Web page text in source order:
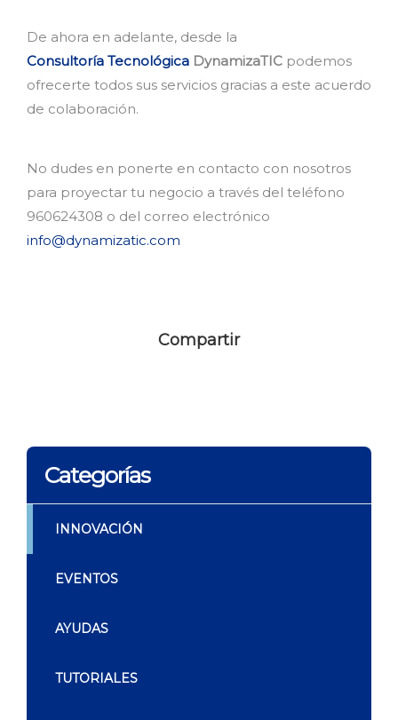
De ahora en adelante, desde la
Consultoría Tecnológica DynamizaTIC podemos
ofrecerte todos sus servicios gracias a este acuerdo
de colaboración.
No dudes en ponerte en contacto con nosotros
para proyectar tu negocio a través del teléfono
960624308 o del correo electrónico
info@dynamizatic.com
Compartir
Categorías
INNOVACIÓN
EVENTOS
AYUDAS
TUTORIALES